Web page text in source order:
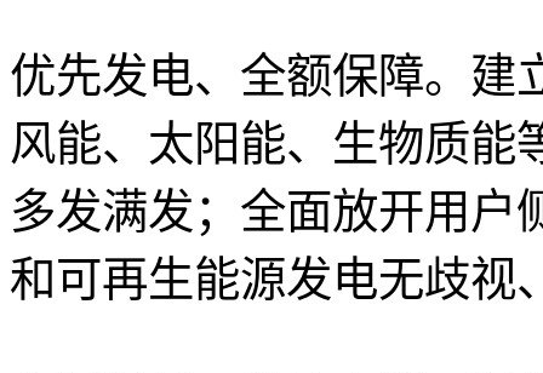
优先发电、全额保障。建
风能、太阳能、生物质能
多发满发；全面放开用户
和可再生能源发电无歧视